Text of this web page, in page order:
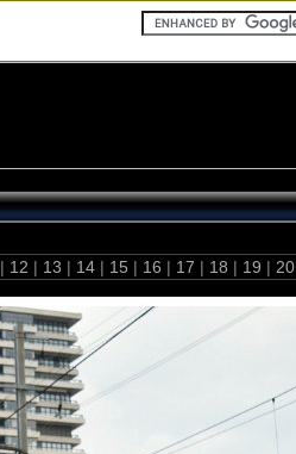
| 12 | 13 | 14 | 15 | 16 | 17 | 18 | 19 | 20